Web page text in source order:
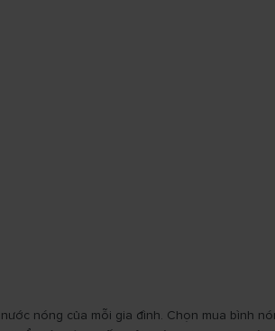
nóng của mỗi gia đình. Chọn mua bình